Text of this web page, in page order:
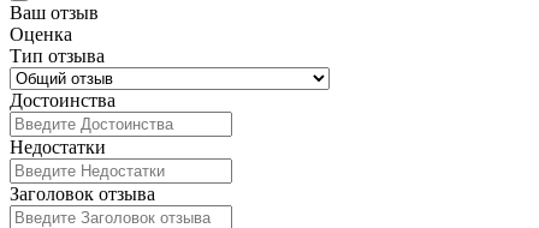
Ваш отзыв
Оценка
Тип отзыва
Достоинства
Недостатки
Заголовок отзыва